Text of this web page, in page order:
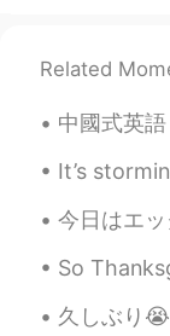
@David
it’s
ES EN
Just
ask
Related
中國式英語 這蛋糕真好吃，你
It’s storming outside
今日はエッグベネディクト(ホームメードソーセージ
So Thanksgiving was
久しぶり😭 🇯🇵何について話す分からない。 多いか